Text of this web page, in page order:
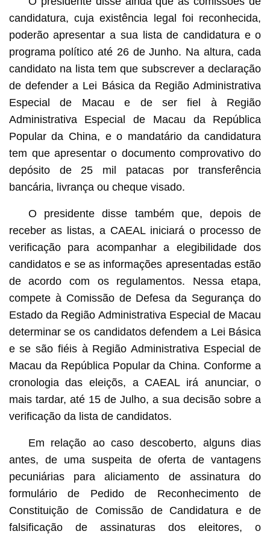
candidatura, cuja existência legal foi reconhecida,
poderão apresentar a sua lista de candidatura e o
programa político até 26 de Junho. Na altura, cada
candidato na lista tem que subscrever a declaração
de defender a Lei Básica da Região Administrativa
Especial de Macau e de ser fiel à Região
Administrativa Especial de Macau da República
Popular da China, e o mandatário da candidatura
tem que apresentar o documento comprovativo do
depósito de 25 mil patacas por transferência
bancária, livrança ou cheque visado.
O presidente disse também que, depois de
receber as listas, a CAEAL iniciará o processo de
verificação para acompanhar a elegibilidade dos
candidatos e se as informações apresentadas estão
de acordo com os regulamentos. Nessa etapa,
compete à Comissão de Defesa da Segurança do
Estado da Região Administrativa Especial de Macau
determinar se os candidatos defendem a Lei Básica
e se são fiéis à Região Administrativa Especial de
Macau da República Popular da China. Conforme a
cronologia das eleiçõs, a CAEAL irá anunciar, o
mais tardar, até 15 de Julho, a sua decisão sobre a
verificação da lista de candidatos.
Em relação ao caso descoberto, alguns dias
antes, de uma suspeita de oferta de vantagens
pecuniárias para aliciamento de assinatura do
formulário de Pedido de Reconhecimento de
Constituição de Comissão de Candidatura e de
falsificação de assinaturas dos eleitores, o